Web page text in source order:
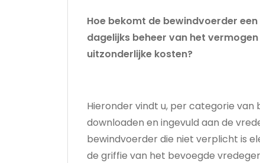
Hoe bekomt de bewindvoerder
dagelijks beheer van het
uitzonderlijke kosten?
Hieronder vindt u, per categorie
downloaden en ingevuld aan de
bewindvoerder die niet verplicht is
de griffie van het bevoegde